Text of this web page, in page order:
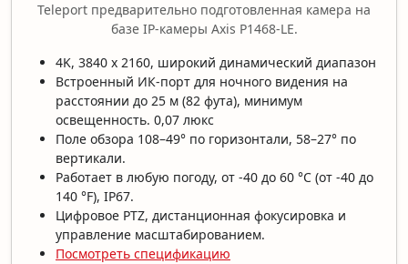
Teleport предварительно подготовленная камера на
базе IP-камеры Axis P1468-LE.
4K, 3840 x 2160, широкий динамический диапазон
Встроенный ИК-порт для ночного видения на
расстоянии до 25 м (82 фута), минимум
освещенность. 0,07 люкс
Поле обзора 108–49° по горизонтали, 58–27° по
вертикали.
Работает в любую погоду, от -40 до 60 °C (от -40 до
140 °F), IP67.
Цифровое PTZ, дистанционная фокусировка и
управление масштабированием.
Посмотреть спецификацию